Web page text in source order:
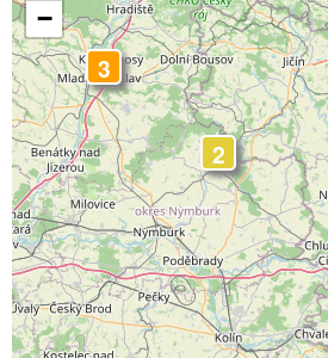
2
3
−